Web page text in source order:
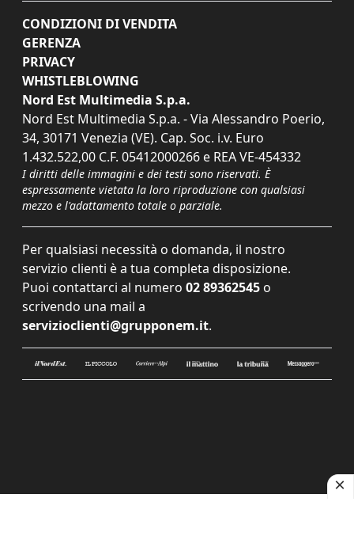
CONDIZIONI DI VENDITA
GERENZA
PRIVACY
WHISTLEBLOWING
Nord Est Multimedia S.p.a.
Nord Est Multimedia S.p.a. - Via Alessandro Poerio,
34, 30171 Venezia (VE). Cap. Soc. i.v. Euro
1.432.522,00 C.F. 05412000266 e REA VE-454332
I diritti delle immagini e dei testi sono riservati. È
espressamente vietata la loro riproduzione con qualsiasi
mezzo e l'adattamento totale o parziale.
Per qualsiasi necessità o domanda, il nostro
servizio clienti è a tua completa disposizione.
Puoi contattarci al numero 02 89362545 o
scrivendo una mail a
servizioclienti@grupponem.it.